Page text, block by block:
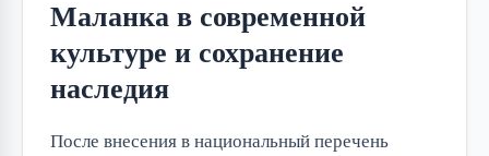
Маланка в современной
культуре и сохранение
наследия
После внесения в национальный перечень